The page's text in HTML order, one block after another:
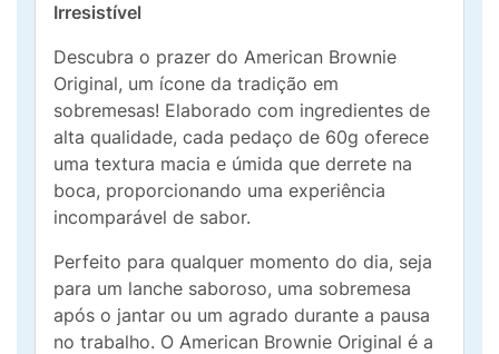
Irresistível
Descubra o prazer do American Brownie
Original, um ícone da tradição em
sobremesas! Elaborado com ingredientes de
alta qualidade, cada pedaço de 60g oferece
uma textura macia e úmida que derrete na
boca, proporcionando uma experiência
incomparável de sabor.
Perfeito para qualquer momento do dia, seja
para um lanche saboroso, uma sobremesa
após o jantar ou um agrado durante a pausa
no trabalho. O American Brownie Original é a